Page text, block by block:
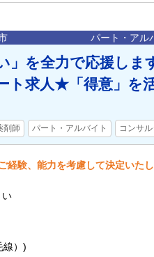
パート・アル
」を全力で応援しま
ト求人★「得意」を
剤師 パート・アルバイト コンサ
験、能力を考慮して決定いたし
い
線）)